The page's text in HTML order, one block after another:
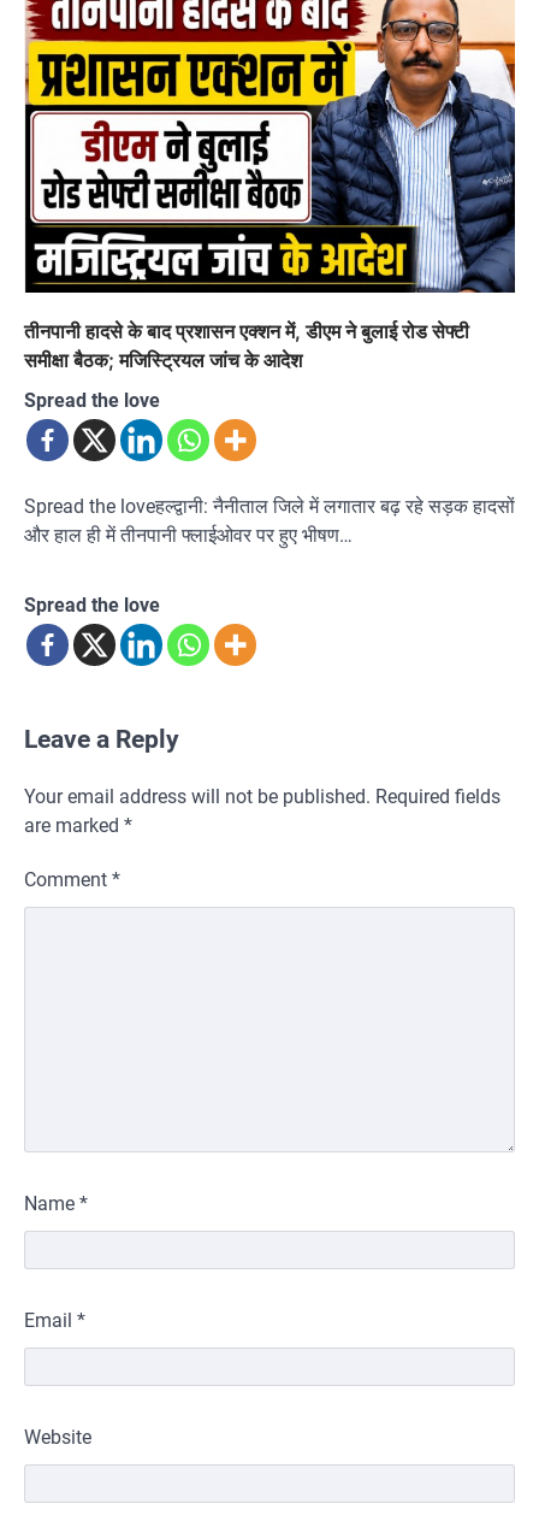
तीनपानी हादसे के बाद प्रशासन एक्शन में, डीएम ने बुलाई रोड सेफ्टी
समीक्षा बैठक; मजिस्ट्रियल जांच के आदेश
Spread the love
Spread the loveहल्द्वानी: नैनीताल जिले में लगातार बढ़ रहे सड़क हादसों
और हाल ही में तीनपानी फ्लाईओवर पर हुए भीषण…
Spread the love
Leave a Reply
Your email address will not be published. Required fields
are marked *
Comment *
Name *
Email *
Website